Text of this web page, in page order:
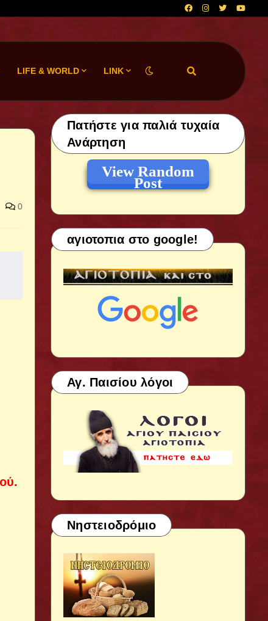
LIFE & WORLD LINK
0
Πατήστε για παλιά τυχαία
Ανάρτηση
View Random
Post
αγιοτοπια στο google!
Αγ. Παισίου λόγοι
Νηστειοδρόμιο